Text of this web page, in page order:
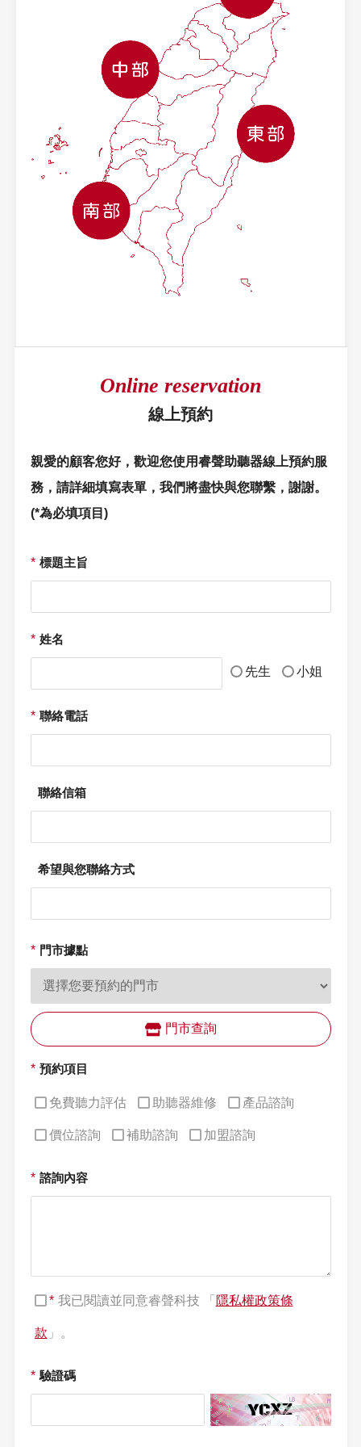
Online reservation
線上預約
親愛的顧客您好，歡迎您使用睿聲助聽器線上預約服
務，請詳細填寫表單，我們將盡快與您聯繫，謝謝。
(*為必填項目)
* 標題主旨
* 姓名
先生 小姐
* 聯絡電話
聯絡信箱
希望與您聯絡方式
* 門市據點
門市查詢
* 預約項目
免費聽力評估 助聽器維修 產品諮詢
價位諮詢 補助諮詢 加盟諮詢
* 諮詢內容
* 我已閱讀並同意睿聲科技 「 隱私權政策條
款 」。
* 驗證碼